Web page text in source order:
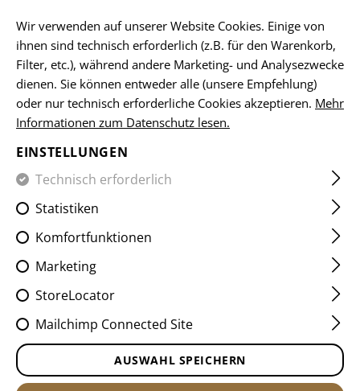
HOME SCHUSSWAFFENZUBEHÖR AR15 KOMPONENTEN
AR15 AMBIDEXTROUS SAFETY
SELECTOR
Wir verwenden auf unserer Website Cookies. Einige von
ihnen sind technisch erforderlich (z.B. für den Warenkorb,
Filter, etc.), während andere Marketing- und Analysezwecke
dienen. Sie können entweder alle (unsere Empfehlung)
oder nur technisch erforderliche Cookies akzeptieren. Mehr
Informationen zum Datenschutz lesen.
EINSTELLUNGEN
Technisch erforderlich
Statistiken
Komfortfunktionen
Marketing
StoreLocator
Mailchimp Connected Site
AUSWAHL SPEICHERN